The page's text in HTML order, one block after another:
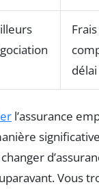
l’assurance
Vous